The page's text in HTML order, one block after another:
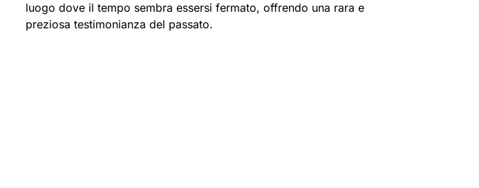
luogo dove il tempo sembra essersi fermato, offrendo una rara e
preziosa testimonianza del passato.